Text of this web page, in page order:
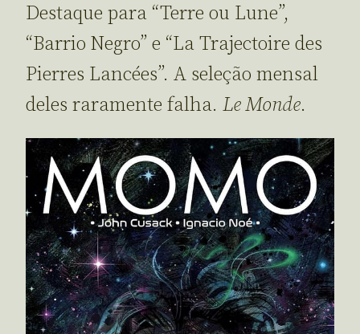
Destaque para “Terre ou Lune”,
“Barrio Negro” e “La Trajectoire des
Pierres Lancées”. A seleção mensal
deles raramente falha. Le Monde.